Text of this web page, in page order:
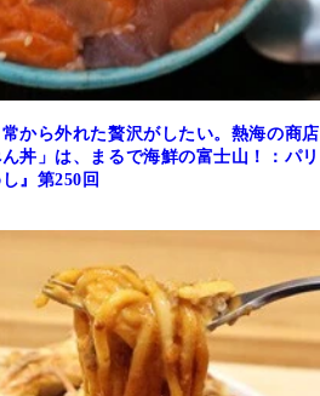
常から外れた贅沢がしたい。熱海の商店
丼」は、まるで海鮮の富士山！：パリ
』第250回